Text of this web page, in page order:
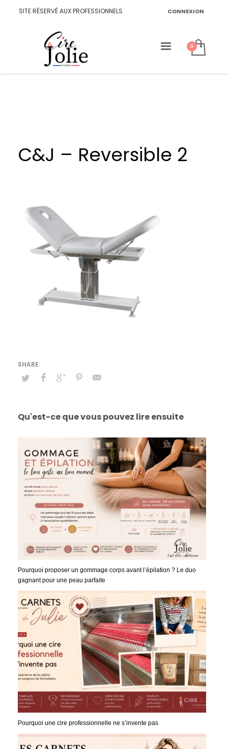
SITE RÉSERVÉ AUX PROFESSIONNELS CONNEXION
C&J – Reversible 2
Qu'est-ce que vous pouvez lire ensuite
Pourquoi proposer un gommage corps avant l’épilation ? Le duo
gagnant pour une peau parfaite
Pourquoi une cire professionnelle ne s’invente pas